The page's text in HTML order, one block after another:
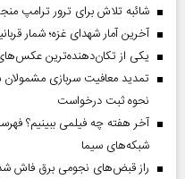
شائبه تلاش برای ترور ترامپ
آخرین آمار شهدای غزه؛ شمار قربانیان
یکی از تکان‌دهنده‌ترین
نحوه ثبت درخواست
آخر هفته چه فیلمی ببینیم؟
شبکه‌های سیما
راز قبض‌های نجومی برق فاش